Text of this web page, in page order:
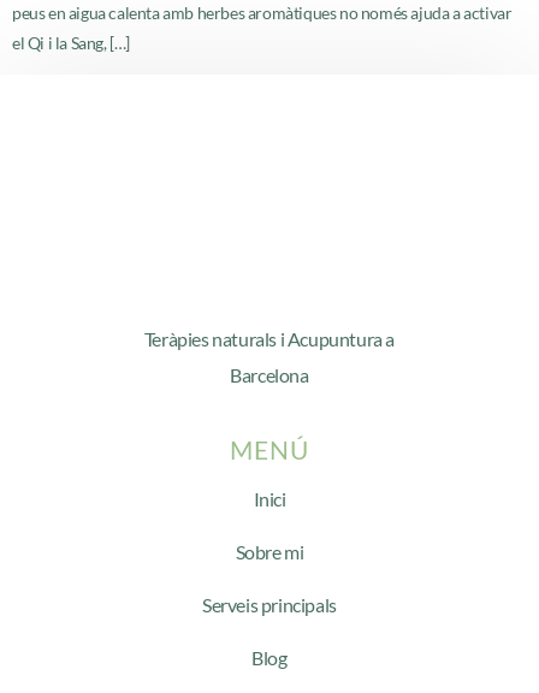
peus en aigua calenta amb herbes aromàtiques no només ajuda a activar
el Qi i la Sang, […]
Teràpies naturals i Acupuntura a
Barcelona
MENÚ
Inici
Sobre mi
Serveis principals
Blog